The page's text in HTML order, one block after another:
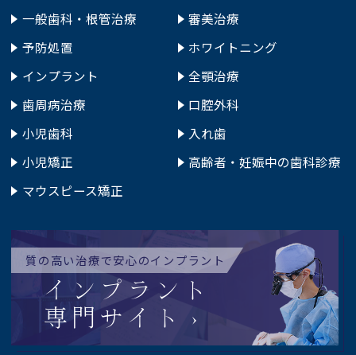
一般歯科・根管治療
予防処置
インプラント
歯周病治療
小児歯科
小児矯正
マウスピース矯正
審美治療
ホワイトニング
全顎治療
口腔外科
入れ歯
高齢者・妊娠中の歯科診療
質の高い治療で安心のインプラント
インプラント
専門サイト